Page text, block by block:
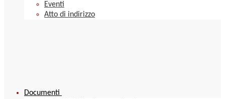
Eventi
Atto di indirizzo
Documenti